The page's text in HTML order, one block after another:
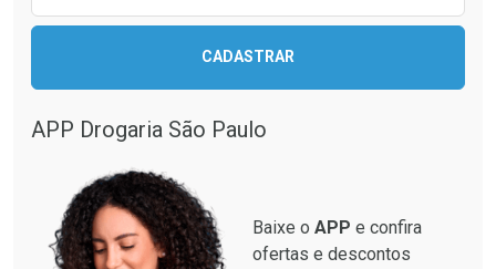
CADASTRAR
APP Drogaria São Paulo
Baixe o APP e confira
ofertas e descontos